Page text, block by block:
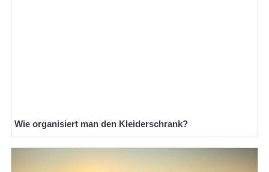
Wie organisiert man den Kleiderschrank?